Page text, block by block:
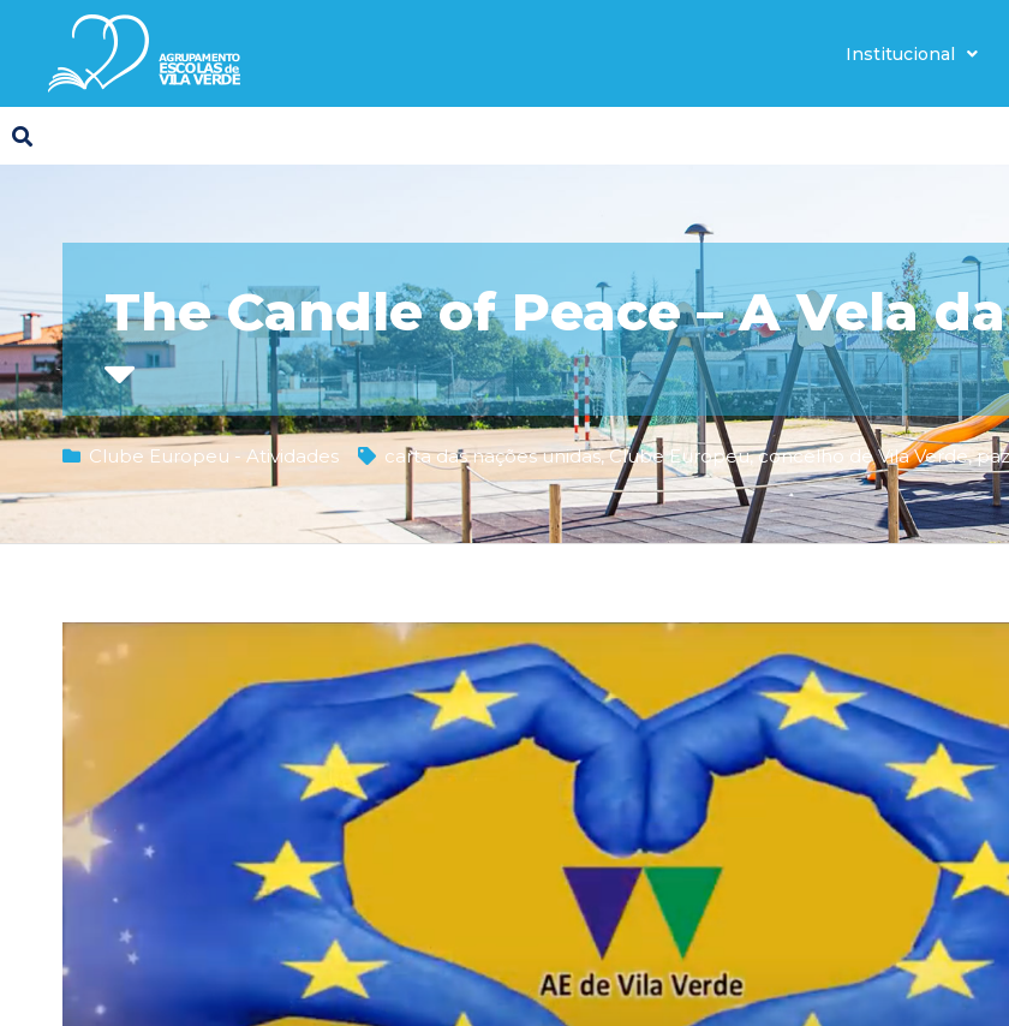
Institucional
The Candle of Peace – A Vela
Clube Europeu - Atividades carta das nações unidas,Clube Europeu,concelho de Vila Verde,paz